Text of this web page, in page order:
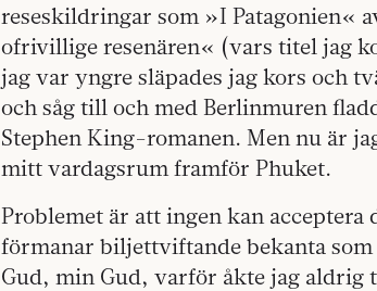
reseskildringar som »I Pata­gonien«
ofrivillige resenären« (vars titel jag
jag var yngre släpades jag kors och
och såg till och med Berlin­muren
Stephen­ King-romanen. Men nu är
mitt vardags­rum framför Phuket.
Problemet är att ingen kan
förmanar biljettviftande bekanta
Gud, min Gud, varför åkte jag aldrig